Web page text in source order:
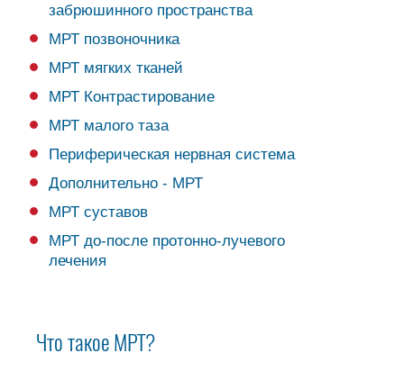
забрюшинного пространства
МРТ позвоночника
МРТ мягких тканей
МРТ Контрастирование
МРТ малого таза
Периферическая нервная система
Дополнительно - МРТ
МРТ суставов
МРТ до-после протонно-лучевого
лечения
Что такое МРТ?